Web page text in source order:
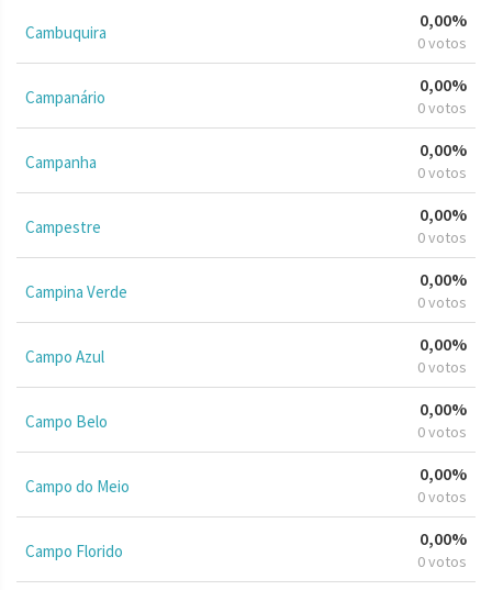
Cambuquira
0,00%
0 votos
Campanário
0,00%
0 votos
Campanha
0,00%
0 votos
Campestre
0,00%
0 votos
Campina Verde
0,00%
0 votos
Campo Azul
0,00%
0 votos
Campo Belo
0,00%
0 votos
Campo do Meio
0,00%
0 votos
Campo Florido
0,00%
0 votos